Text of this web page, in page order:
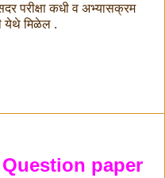
परीक्षा कधी व अभ्यासक्रम
येथे मिळेल .
paper